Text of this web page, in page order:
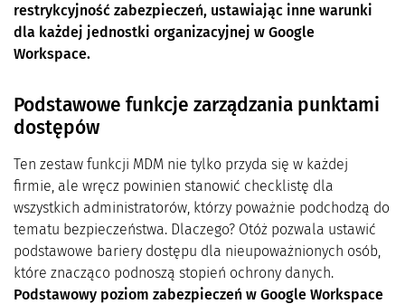
restrykcyjność zabezpieczeń, ustawiając inne warunki
dla każdej jednostki organizacyjnej w Google
Workspace.
Podstawowe funkcje zarządzania punktami
dostępów
Ten zestaw funkcji MDM nie tylko przyda się w każdej
firmie, ale wręcz powinien stanowić checklistę dla
wszystkich administratorów, którzy poważnie podchodzą do
tematu bezpieczeństwa. Dlaczego? Otóż pozwala ustawić
podstawowe bariery dostępu dla nieupoważnionych osób,
które znacząco podnoszą stopień ochrony danych.
Podstawowy poziom zabezpieczeń w Google Workspace